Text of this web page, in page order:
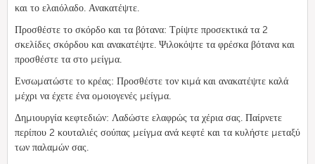
και το ελαιόλαδο. Ανακατέψτε.
Προσθέστε το σκόρδο και τα βότανα: Τρίψτε προσεκτικά τα 2
σκελίδες σκόρδου και ανακατέψτε. Ψιλοκόψτε τα φρέσκα βότανα και
προσθέστε τα στο μείγμα.
Ενσωματώστε το κρέας: Προσθέστε τον κιμά και ανακατέψτε καλά
μέχρι να έχετε ένα ομοιογενές μείγμα.
Δημιουργία κεφτεδιών: Λαδώστε ελαφρώς τα χέρια σας. Παίρνετε
περίπου 2 κουταλιές σούπας μείγμα ανά κεφτέ και τα κυλήστε μεταξύ
των παλαμών σας.